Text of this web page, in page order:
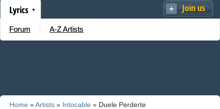
Join us
Lyrics
Forum A-Z Artists
Home »Artists » Intocable » Duele Perderte